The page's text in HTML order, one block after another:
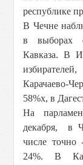
республике
В Чечне
в выборах
Кавказа. В
Карачаево-
58%х, в
На
декабря, в
числе точно
24%. В